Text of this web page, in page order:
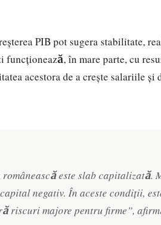
PIB pot sugera stabilitate,
funcționează, în mare parte, cu
acestora de a crește salariile și
românească este slab
negativ. În aceste condiții,
riscuri majore pentru firme”,